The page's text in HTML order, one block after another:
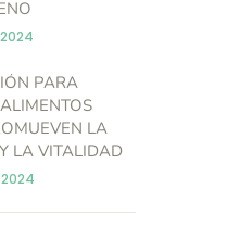
2024
PARA
LA
LA VITALIDAD
2024